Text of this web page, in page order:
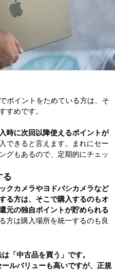
ポイントをためている方は、そ
すめです。
時に次回以降使えるポイントが
できると言えます。まれにセー
グもあるので、定期的にチェッ
る
クカメラやヨドバシカメラなど
る方は、そこで購入するのもオ
元の独自ポイントが貯められる
方は購入場所を統一するのも良
「中古品を買う」です。
ルバリューも高いですが、正規